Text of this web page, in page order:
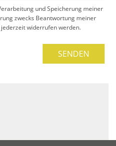
und Speicherung meiner
zwecks Beantwortung meiner
widerrufen werden.
SENDEN